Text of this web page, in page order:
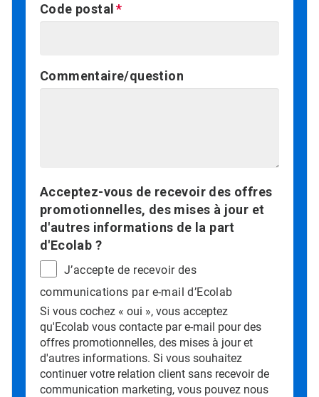
Code postal
Commentaire/question
Acceptez-vous de recevoir des offres
promotionnelles, des mises à jour et
d'autres informations de la part
d'Ecolab ?
J’accepte de recevoir des
communications par e-mail d’Ecolab
Si vous cochez « oui », vous acceptez
qu'Ecolab vous contacte par e-mail pour des
offres promotionnelles, des mises à jour et
d'autres informations. Si vous souhaitez
continuer votre relation client sans recevoir de
communication marketing, vous pouvez nous